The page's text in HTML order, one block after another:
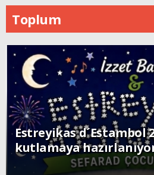
Toplum
Estreyikas d´Estambol
kutlamaya